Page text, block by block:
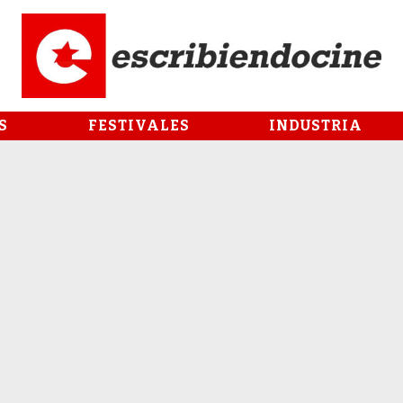
FESTIVALES INDUSTRIA